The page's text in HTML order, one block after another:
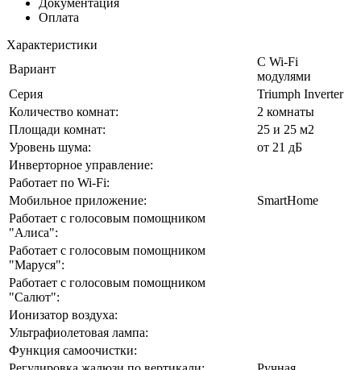
Оплата
Характеристики
Вариант
С Wi-Fi
модулями
Серия
Triumph Inverter
Количество комнат:
2 комнаты
Площади комнат:
25 и 25 м2
Уровень шума:
от 21 дБ
Инверторное управление:
Работает по Wi-Fi:
Мобильное приложение:
SmartHome
Работает с голосовым помощником
"Алиса":
Работает с голосовым помощником
"Маруся":
Работает с голосовым помощником
"Салют":
Ионизатор воздуха:
Ультрафиолетовая лампа:
Функция самоочистки: